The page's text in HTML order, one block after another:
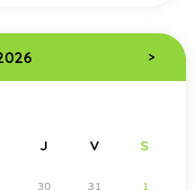
>
J V S
30 31 1